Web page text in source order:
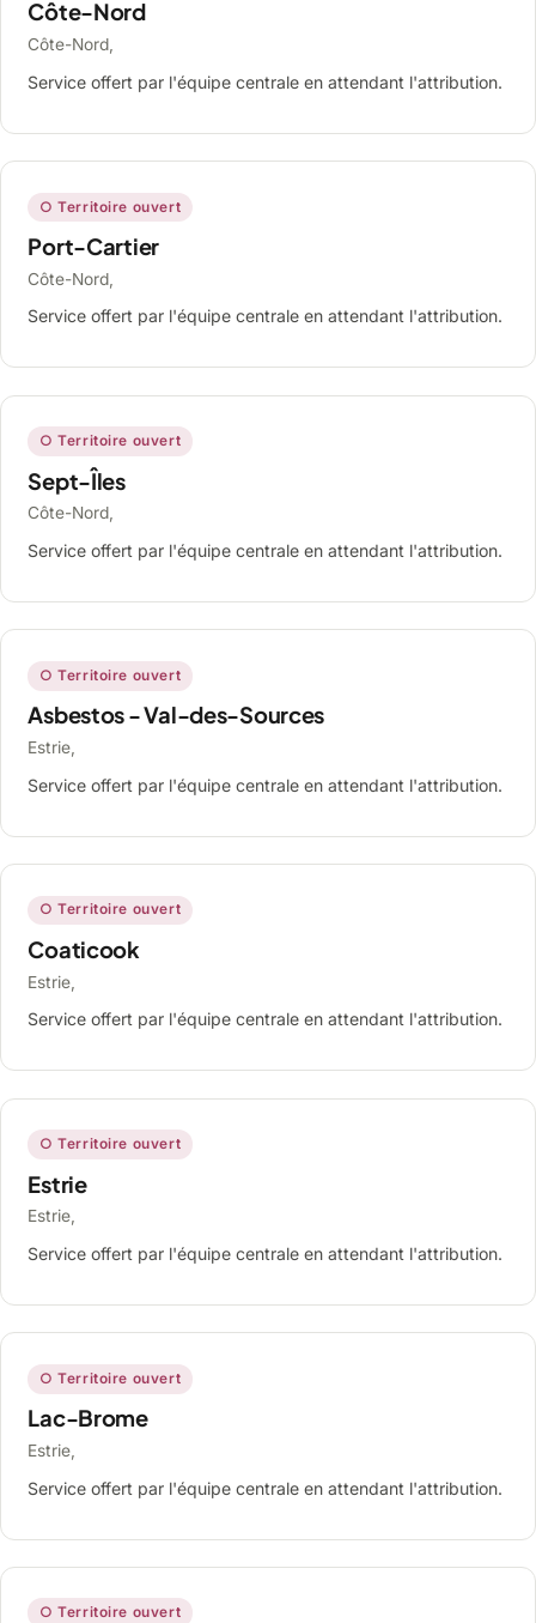
Côte-Nord
Côte-Nord,
Service offert par l'équipe centrale en attendant l'attribution.
○ Territoire ouvert
Port-Cartier
Côte-Nord,
Service offert par l'équipe centrale en attendant l'attribution.
○ Territoire ouvert
Sept-Îles
Côte-Nord,
Service offert par l'équipe centrale en attendant l'attribution.
○ Territoire ouvert
Asbestos - Val-des-Sources
Estrie,
Service offert par l'équipe centrale en attendant l'attribution.
○ Territoire ouvert
Coaticook
Estrie,
Service offert par l'équipe centrale en attendant l'attribution.
○ Territoire ouvert
Estrie
Estrie,
Service offert par l'équipe centrale en attendant l'attribution.
○ Territoire ouvert
Lac-Brome
Estrie,
Service offert par l'équipe centrale en attendant l'attribution.
○ Territoire ouvert